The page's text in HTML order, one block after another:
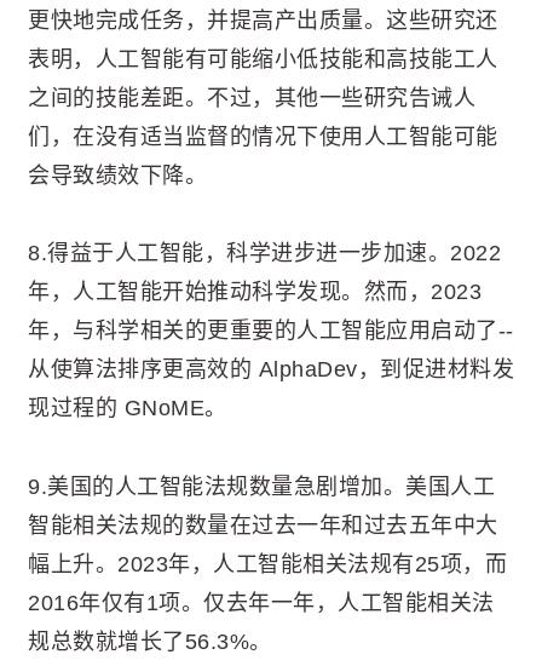
更快地完成任务，并提高产出质量。这些研究还
表明，人工智能有可能缩小低技能和高技能工人
之间的技能差距。不过，其他一些研究告诫人
们，在没有适当监督的情况下使用人工智能可能
会导致绩效下降。
8.得益于人工智能，科学进步进一步加速。2022
年，人工智能开始推动科学发现。然而，2023
年，与科学相关的更重要的人工智能应用启动了--
从使算法排序更高效的 AlphaDev，到促进材料发
现过程的 GNoME。
9.美国的人工智能法规数量急剧增加。美国人工
智能相关法规的数量在过去一年和过去五年中大
幅上升。2023年，人工智能相关法规有25项，而
2016年仅有1项。仅去年一年，人工智能相关法
规总数就增长了56.3%。